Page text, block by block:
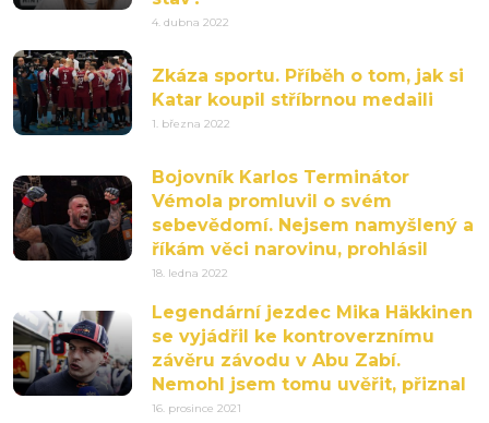
4. dubna 2022
Zkáza sportu. Příběh o tom, jak si
Katar koupil stříbrnou medaili
1. března 2022
Bojovník Karlos Terminátor
Vémola promluvil o svém
sebevědomí. Nejsem namyšlený a
říkám věci narovinu, prohlásil
18. ledna 2022
Legendární jezdec Mika Häkkinen
se vyjádřil ke kontroverznímu
závěru závodu v Abu Zabí.
Nemohl jsem tomu uvěřit, přiznal
16. prosince 2021